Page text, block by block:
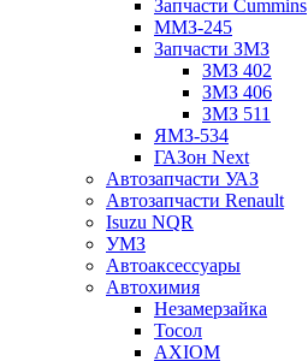
Запчасти Cummins
ММЗ-245
Запчасти ЗМЗ
ЗМЗ 402
ЗМЗ 406
ЗМЗ 511
ЯМЗ-534
ГАЗон Next
Автозапчасти УАЗ
Автозапчасти Renault
Isuzu NQR
УМЗ
Автоаксессуары
Автохимия
Незамерзайка
Тосол
AXIOM